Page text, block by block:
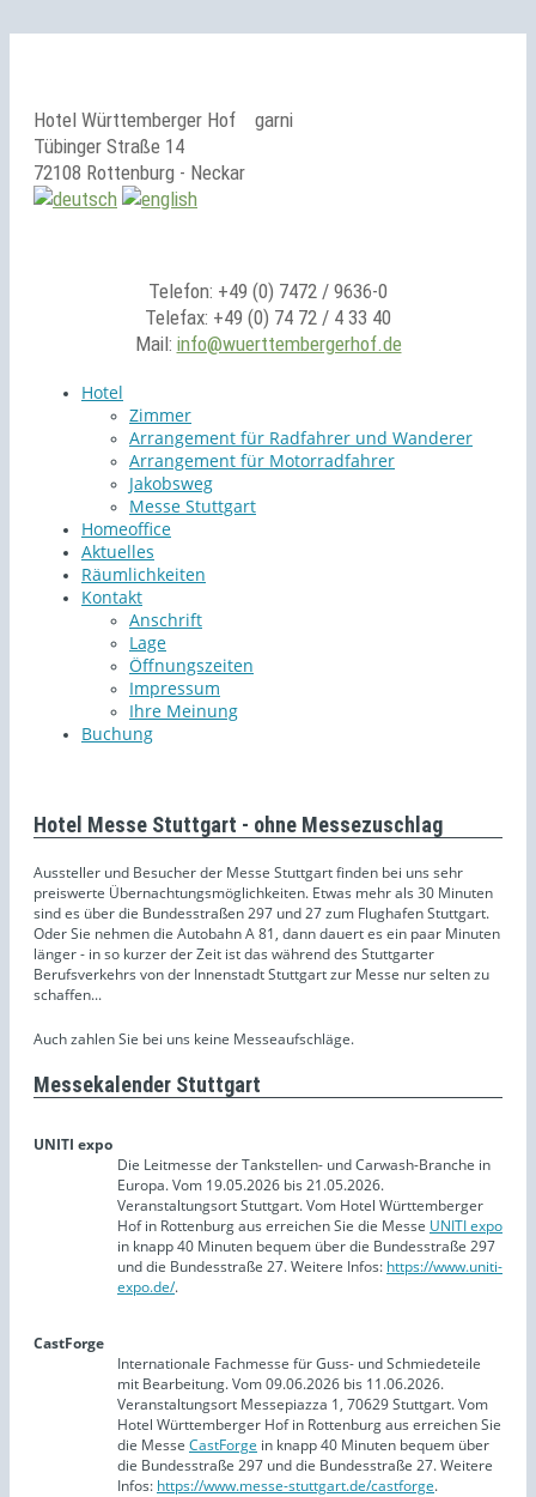
Hotel Württemberger Hof
garni
Tübinger Straße 14
72108 Rottenburg - Neckar
Telefon: +49 (0) 7472 / 9636-0
Telefax: +49 (0) 74 72 / 4 33 40
Mail: info@wuerttembergerhof.de
Hotel
Zimmer
Arrangement für Radfahrer und Wanderer
Arrangement für Motorradfahrer
Jakobsweg
Messe Stuttgart
Homeoffice
Aktuelles
Räumlichkeiten
Kontakt
Anschrift
Lage
Öffnungszeiten
Impressum
Ihre Meinung
Buchung
Hotel Messe Stuttgart - ohne Messezuschlag
Aussteller und Besucher der Messe Stuttgart finden bei uns sehr
preiswerte Übernachtungsmöglichkeiten. Etwas mehr als 30 Minuten
sind es über die Bundesstraßen 297 und 27 zum Flughafen Stuttgart.
Oder Sie nehmen die Autobahn A 81, dann dauert es ein paar Minuten
länger - in so kurzer der Zeit ist das während des Stuttgarter
Berufsverkehrs von der Innenstadt Stuttgart zur Messe nur selten zu
schaffen...
Auch zahlen Sie bei uns keine Messeaufschläge.
Messekalender Stuttgart
UNITI expo
Die Leitmesse der Tankstellen- und Carwash-Branche in
Europa. Vom 19.05.2026 bis 21.05.2026.
Veranstaltungsort Stuttgart. Vom Hotel Württemberger
Hof in Rottenburg aus erreichen Sie die Messe UNITI expo
in knapp 40 Minuten bequem über die Bundesstraße 297
und die Bundesstraße 27. Weitere Infos: https://www.uniti-
expo.de/.
CastForge
Internationale Fachmesse für Guss- und Schmiedeteile
mit Bearbeitung. Vom 09.06.2026 bis 11.06.2026.
Veranstaltungsort Messepiazza 1, 70629 Stuttgart. Vom
Hotel Württemberger Hof in Rottenburg aus erreichen Sie
die Messe CastForge in knapp 40 Minuten bequem über
die Bundesstraße 297 und die Bundesstraße 27. Weitere
Infos: https://www.messe-stuttgart.de/castforge.